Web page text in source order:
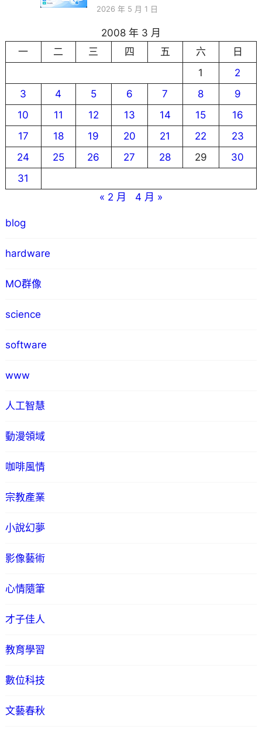
2026 年 5 月 1 日
2008 年 3 月
一
二 三 四 五 六
日
1
2
3
4 5 6 7 8
9
10
11 12 13 14 15
16
17
18 19 20 21 22
23
24
25 26 27 28 29
30
31
« 2 月
4 月 »
blog
hardware
MO群像
science
software
www
人工智慧
動漫領域
咖啡風情
宗教產業
小說幻夢
影像藝術
心情隨筆
才子佳人
教育學習
數位科技
文藝春秋